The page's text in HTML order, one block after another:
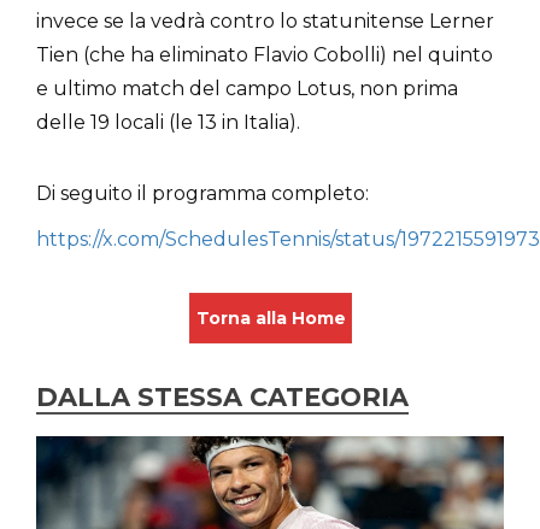
invece se la vedrà contro lo statunitense Lerner
Tien (che ha eliminato Flavio Cobolli) nel quinto
e ultimo match del campo Lotus, non prima
delle 19 locali (le 13 in Italia).
Di seguito il programma completo:
https://x.com/SchedulesTennis/status/
Torna alla Home
DALLA STESSA CATEGORIA